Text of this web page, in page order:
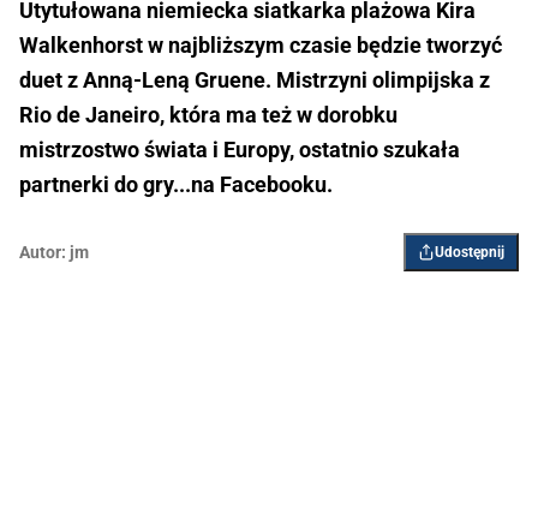
Utytułowana niemiecka siatkarka plażowa Kira
Walkenhorst w najbliższym czasie będzie tworzyć
duet z Anną-Leną Gruene. Mistrzyni olimpijska z
Rio de Janeiro, która ma też w dorobku
mistrzostwo świata i Europy, ostatnio szukała
partnerki do gry...na Facebooku.
Autor: jm Udostępnij